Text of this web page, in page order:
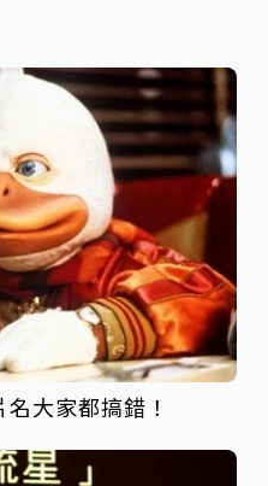
大家都搞錯！